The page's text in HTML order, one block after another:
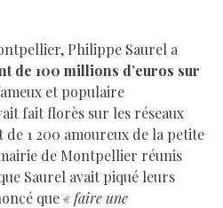
Philippe Saurel a
de 100 millions d’euros sur
et populaire
fait florès sur les réseaux
1 200 amoureux de la petite
de Montpellier réunis
Saurel avait piqué leurs
que« faire une